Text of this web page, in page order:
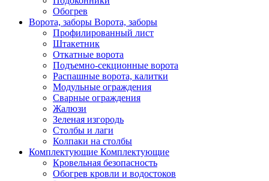
Обогрев
Ворота, заборы Ворота, заборы
Профилированный лист
Штакетник
Откатные ворота
Подъемно-секционные ворота
Распашные ворота, калитки
Модульные ограждения
Сварные ограждения
Жалюзи
Зеленая изгородь
Столбы и лаги
Колпаки на столбы
Комплектующие Комплектующие
Кровельная безопасность
Обогрев кровли и водостоков